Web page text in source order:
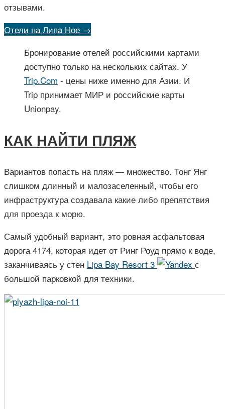
отзывами.
Отели на Липа Ное →
Бронирование отелей российскими картами
доступно только на нескольких сайтах. У
Trip.Com - цены ниже именно для Азии. И
Trip принимает МИР и российские карты
Unionpay.
КАК НАЙТИ ПЛЯЖ
Вариантов попасть на пляж — множество. Тонг Янг
слишком длинный и малозаселенный, чтобы его
инфраструктура создавала какие либо препятствия
для проезда к морю.
Самый удобный вариант, это ровная асфальтовая
дорога 4174, которая идет от Ринг Роуд прямо к воде,
заканчиваясь у стен Lipa Bay Resort 3
с
большой парковкой для техники.